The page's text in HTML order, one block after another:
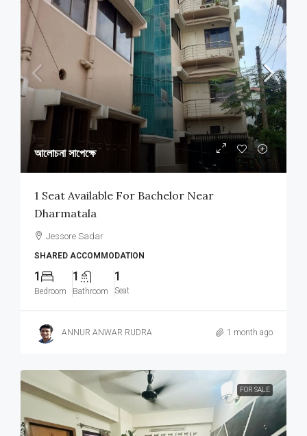
আলোচনা সাপেক্ষে
1 Seat Available For Bachelor Near
Dharmatala
Jessore Sadar
SHARED ACCOMMODATION
1
Bedroom
1
Bathroom
1
Seat
ANNUR ANWAR RUDRA 1 month ago
FOR SALE